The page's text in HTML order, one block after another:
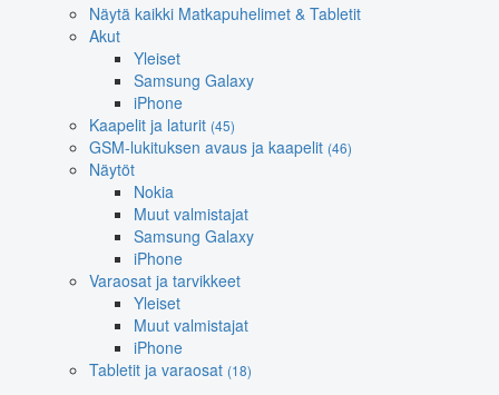
Näytä kaikki Matkapuhelimet & Tabletit
Akut
Yleiset
Samsung Galaxy
iPhone
Kaapelit ja laturit (45)
GSM-lukituksen avaus ja kaapelit (46)
Näytöt
Nokia
Muut valmistajat
Samsung Galaxy
iPhone
Varaosat ja tarvikkeet
Yleiset
Muut valmistajat
iPhone
Tabletit ja varaosat (18)